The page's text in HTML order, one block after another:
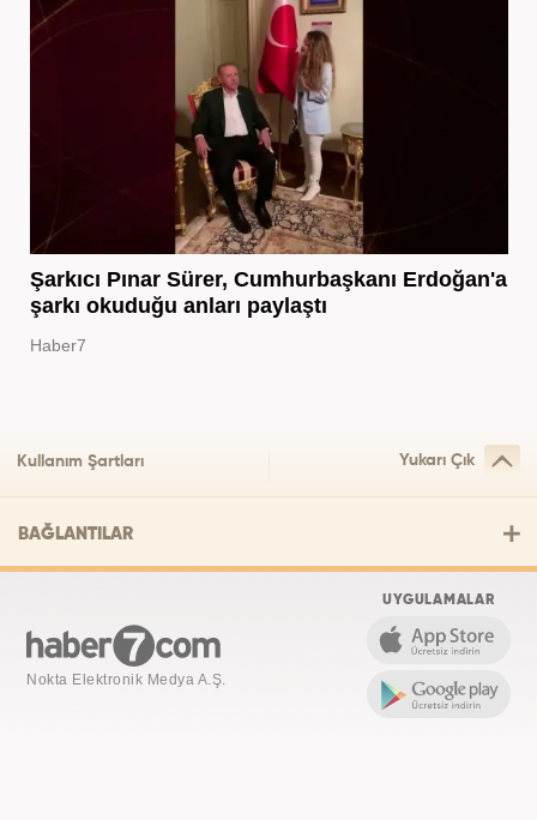
Şarkıcı Pınar Sürer, Cumhurbaşkanı Erdoğan'a
şarkı okuduğu anları paylaştı
Haber7
Kullanım Şartları Yukarı Çık
BAĞLANTILAR
Nokta Elektronik Medya A.Ş.
UYGULAMALAR